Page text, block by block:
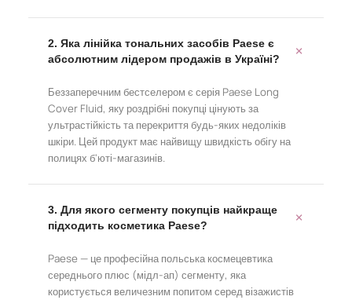
2. Яка лінійка тональних засобів Paese є
абсолютним лідером продажів в Україні?
Беззаперечним бестселером є серія Paese Long
Cover Fluid, яку роздрібні покупці цінують за
ультрастійкість та перекриття будь-яких недоліків
шкіри. Цей продукт має найвищу швидкість обігу на
полицях б'юті-магазинів.
3. Для якого сегменту покупців найкраще
підходить косметика Paese?
Paese — це професійна польська космецевтика
середнього плюс (мідл-ап) сегменту, яка
користується величезним попитом серед візажистів